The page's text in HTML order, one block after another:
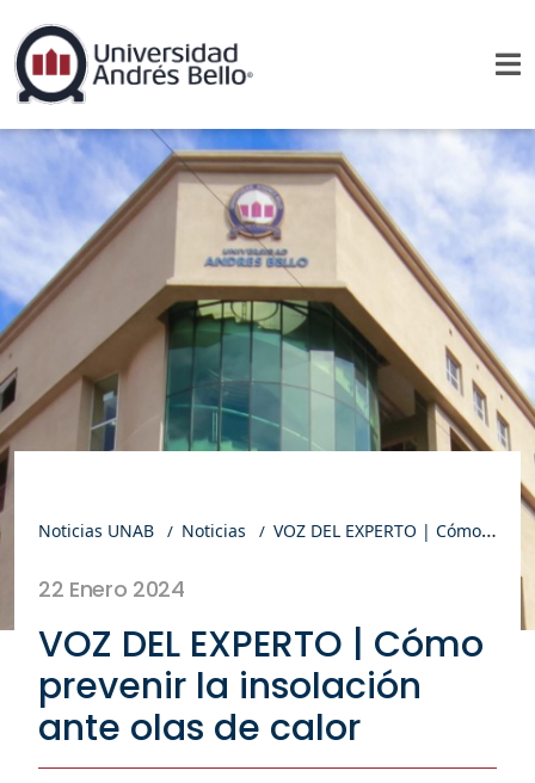
Noticias UNAB Noticias VOZ DEL EXPERTO | Cómo prevenir la insolación ante olas de calor
22 Enero 2024
VOZ DEL EXPERTO | Cómo
prevenir la insolación
ante olas de calor